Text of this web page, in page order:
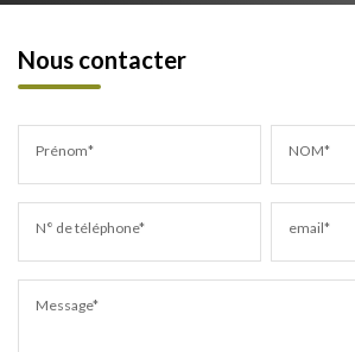
Nous contacter
Prénom* NOM*
N° de téléphone* email*
Message*